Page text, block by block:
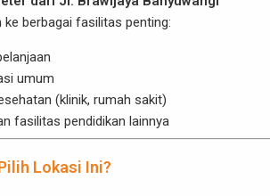
ke berbagai fasilitas penting:
umum
(klinik, rumah sakit)
fasilitas pendidikan lainnya
Lokasi Ini?